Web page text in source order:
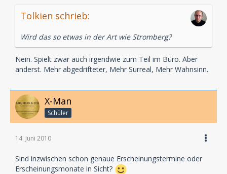
Tolkien schrieb:
Wird das so etwas in der Art wie Stromberg?
Nein. Spielt zwar auch irgendwie zum Teil im Büro. Aber
anderst. Mehr abgedrifteter, Mehr Surreal, Mehr Wahnsinn.
X-Man
Schüler
14. Juni 2010
Sind inzwischen schon genaue Erscheinungstermine oder
Erscheinungsmonate in Sicht?